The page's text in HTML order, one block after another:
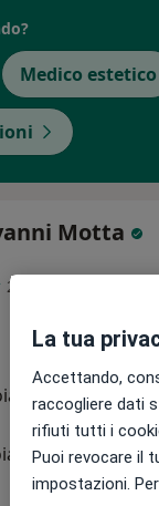
Medico estetico
Motta
22 recensioni
39, Napoli •
La tua
Accettando,
raccogliere dati
rifiuti tutti i
Puoi revocare il
impostazioni.